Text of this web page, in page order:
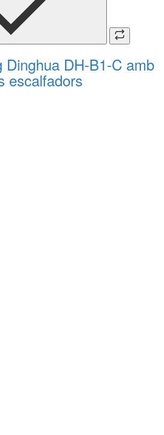
Dinghua DH-B1-C amb
escalfadors